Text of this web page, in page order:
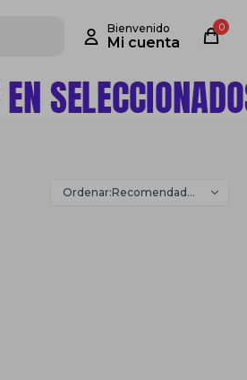
0
Recomendados